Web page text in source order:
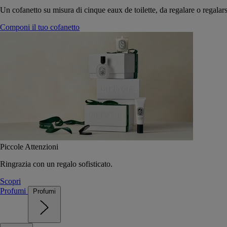
Un cofanetto su misura di cinque eaux de toilette, da regalare o
Componi il tuo cofanetto
Piccole Attenzioni
Ringrazia con un regalo sofisticato.
Scopri
Profumi
Profumi